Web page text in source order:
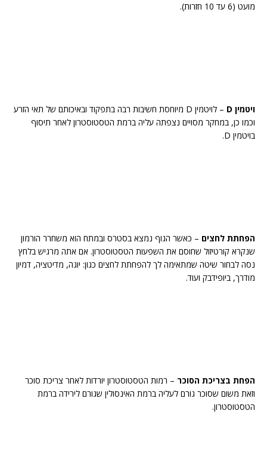
מועט (6 עד 10 חזרות).
ויטמין D
– לויטמין D מיוחסת חשיבות רבה בתפקוד ובאיכותם של תאי הזרע
וכמו כן, במחקר מסויים נצפתה עליה ברמת הטסטוסטרון לאחר תיסוף
בויטמין D.
הפחתת לחצים – כאשר הגוף נמצא בסטרס ובמתח הוא משחרר הורמון
שנקרא קורטיזול שחוסם את השפעות הטסטוסטרון. אם אתה מרגיש בלחץ
נסה לבחור שיטה שמתאימה לך להפחתת לחצים כגון: יוגה, מדיטציה, דמיון
מודרך, ביופידבק ועוד.
הפחת בצריכת הסוכר – רמות הטסטוסטרון יורדות לאחר צריכת סוכר
וזאת משום שסוכר גורם לעליה ברמת האינסולין שגורם לירידה ברמת
הטסטוסטרון.